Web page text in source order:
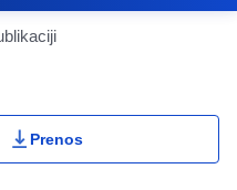
Portlet
Prenos